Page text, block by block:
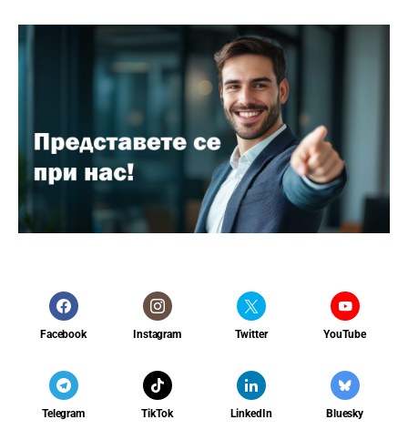
Facebook Instagram Twitter YouTube
Telegram TikTok LinkedIn Bluesky